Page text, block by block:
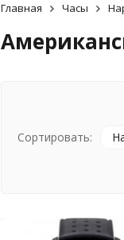
Главная Часы
Сортировать: